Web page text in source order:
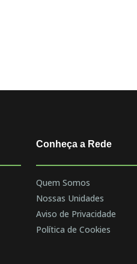
Conheça a Rede
Quem Somos
Nossas Unidades
Aviso de Privacidade
Política de Cookies